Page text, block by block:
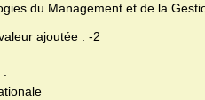
du Management et de la
ajoutée : -2
: